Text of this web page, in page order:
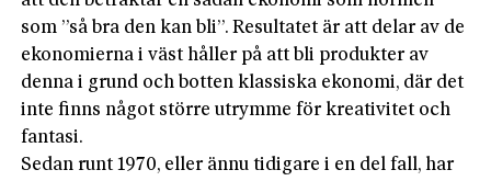
som ”så bra den kan bli”. Resultatet är att delar av de
ekonomierna i väst håller på att bli produkter av
denna i grund och botten klassiska ekonomi, där det
inte finns något större utrymme för kreativitet och
fantasi.
Sedan runt 1970, eller ännu tidigare i en del fall, har